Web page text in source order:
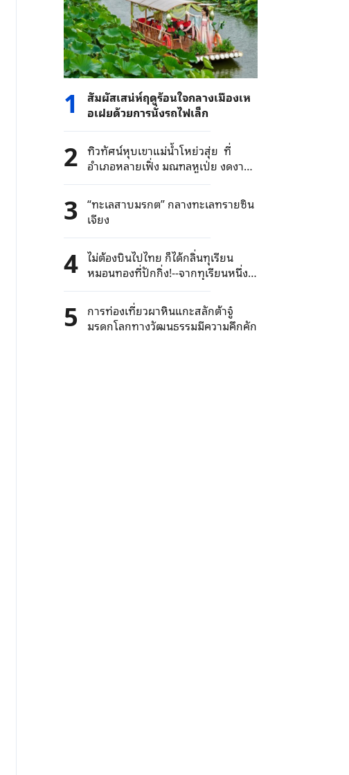
1
สัมผัสเสน่ห์ฤดูร้อนใจกลางเมืองเห
อเฝยด้วยการนั่งรถไฟเล็ก
2 ทิวทัศน์หุบเขาแม่น้ำโหย่วสุ่ย ที่
อำเภอหลายเฟิ่ง มณฑลหูเป่ย งดงาม
ดั่งภาพวาด
3 “ทะเลสาบมรกต” กลางทะเลทรายซิน
เจียง
4 ไม่ต้องบินไปไทย ก็ได้กลิ่นทุเรียน
หมอนทองที่ปักกิ่ง!--จากทุเรียนหนึ่ง
ลูก สู่มิตรภาพจีน-ไทย
5
การท่องเที่ยวผาหินแกะสลักต้าจู๋
มรดกโลกทางวัฒนธรรมมีความคึกคัก